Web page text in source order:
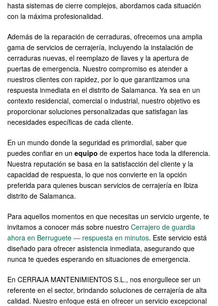
hasta sistemas de cierre complejos, abordamos cada situación
con la máxima profesionalidad.
Además de la reparación de cerraduras, ofrecemos una amplia
gama de servicios de cerrajería, incluyendo la instalación de
cerraduras nuevas, el reemplazo de llaves y la apertura de
puertas de emergencia. Nuestro compromiso es atender a
nuestros clientes con rapidez, por lo que garantizamos una
respuesta inmediata en el distrito de Salamanca. Ya sea en un
contexto residencial, comercial o industrial, nuestro objetivo es
proporcionar soluciones personalizadas que satisfagan las
necesidades específicas de cada cliente.
En un mundo donde la seguridad es primordial, saber que
puedes confiar en un equipo de expertos hace toda la diferencia.
Nuestra reputación se basa en la satisfacción del cliente y la
capacidad de respuesta, lo que nos convierte en la opción
preferida para quienes buscan servicios de cerrajería en Ibiza
distrito de Salamanca.
Para aquellos momentos en que necesitas un servicio urgente, te
invitamos a conocer más sobre nuestro Cerrajero de guardia
ahora en Berruguete — respuesta en minutos. Este servicio está
diseñado para ofrecer asistencia inmediata, asegurando que
nunca te quedes esperando en situaciones de emergencia.
En CERRAJA MANTENIMIENTOS S.L., nos enorgullece ser un
referente en el sector, brindando soluciones de cerrajería de alta
calidad. Nuestro enfoque está en ofrecer un servicio excepcional